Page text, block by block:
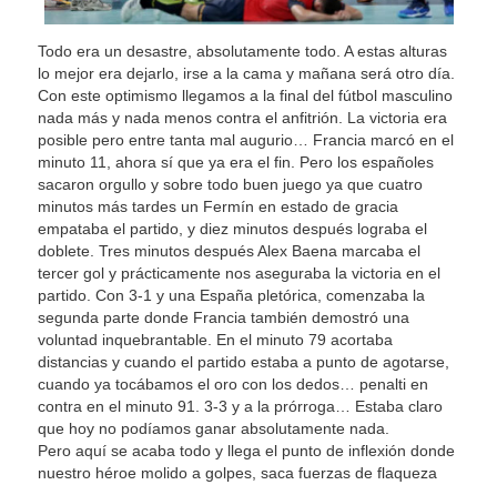
Todo era un desastre, absolutamente todo. A estas alturas
lo mejor era dejarlo, irse a la cama y mañana será otro día.
Con este optimismo llegamos a la final del fútbol masculino
nada más y nada menos contra el anfitrión. La victoria era
posible pero entre tanta mal augurio… Francia marcó en el
minuto 11, ahora sí que ya era el fin. Pero los españoles
sacaron orgullo y sobre todo buen juego ya que cuatro
minutos más tardes un Fermín en estado de gracia
empataba el partido, y diez minutos después lograba el
doblete. Tres minutos después Alex Baena marcaba el
tercer gol y prácticamente nos aseguraba la victoria en el
partido. Con 3-1 y una España pletórica, comenzaba la
segunda parte donde Francia también demostró una
voluntad inquebrantable. En el minuto 79 acortaba
distancias y cuando el partido estaba a punto de agotarse,
cuando ya tocábamos el oro con los dedos… penalti en
contra en el minuto 91. 3-3 y a la prórroga… Estaba claro
que hoy no podíamos ganar absolutamente nada.
Pero aquí se acaba todo y llega el punto de inflexión donde
nuestro héroe molido a golpes, saca fuerzas de flaqueza